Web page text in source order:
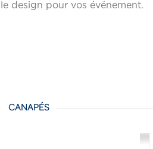
design pour vos événement.
CANAPÉS